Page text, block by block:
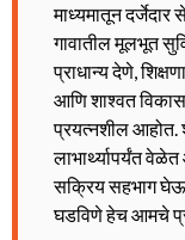
माध्यमातून
गावातील मूलभूत
प्राधान्य देणे,
आणि शाश्वत
प्रयत्नशील आहोत.
लाभार्थ्यापर्यंत
सक्रिय सहभाग
घडविणे हेच आमचे